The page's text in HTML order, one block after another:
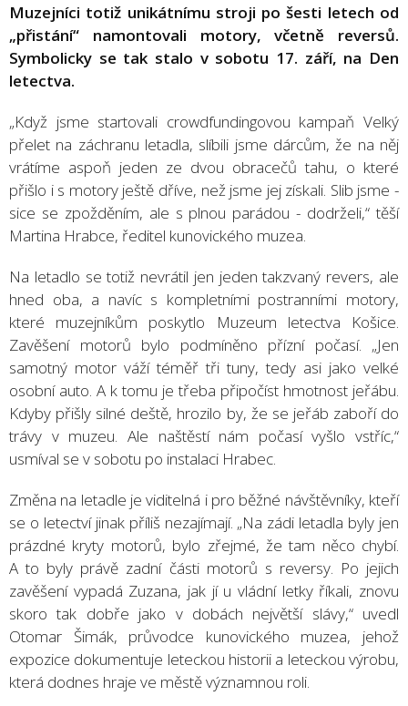
Muzejníci totiž unikátnímu stroji po šesti letech od
„přistání“ namontovali motory, včetně reversů.
Symbolicky se tak stalo v sobotu 17. září, na Den
letectva.
„Když jsme startovali crowdfundingovou kampaň Velký
přelet na záchranu letadla, slíbili jsme dárcům, že na něj
vrátíme aspoň jeden ze dvou obracečů tahu, o které
přišlo i s motory ještě dříve, než jsme jej získali. Slib jsme -
sice se zpožděním, ale s plnou parádou - dodrželi,“ těší
Martina Hrabce, ředitel kunovického muzea.
Na letadlo se totiž nevrátil jen jeden takzvaný revers, ale
hned oba, a navíc s kompletními postranními motory,
které muzejníkům poskytlo Muzeum letectva Košice.
Zavěšení motorů bylo podmíněno přízní počasí. „Jen
samotný motor váží téměř tři tuny, tedy asi jako velké
osobní auto. A k tomu je třeba připočíst hmotnost jeřábu.
Kdyby přišly silné deště, hrozilo by, že se jeřáb zaboří do
trávy v muzeu. Ale naštěstí nám počasí vyšlo vstříc,“
usmíval se v sobotu po instalaci Hrabec.
Změna na letadle je viditelná i pro běžné návštěvníky, kteří
se o letectví jinak příliš nezajímají. „Na zádi letadla byly jen
prázdné kryty motorů, bylo zřejmé, že tam něco chybí.
A to byly právě zadní části motorů s reversy. Po jejich
zavěšení vypadá Zuzana, jak jí u vládní letky říkali, znovu
skoro tak dobře jako v dobách největší slávy,“ uvedl
Otomar Šimák, průvodce kunovického muzea, jehož
expozice dokumentuje leteckou historii a leteckou výrobu,
která dodnes hraje ve městě významnou roli.